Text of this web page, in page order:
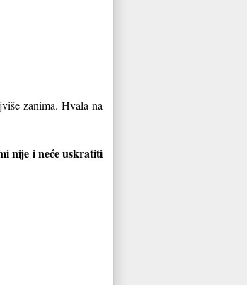
zanima. Hvala na
nije i neće uskratiti